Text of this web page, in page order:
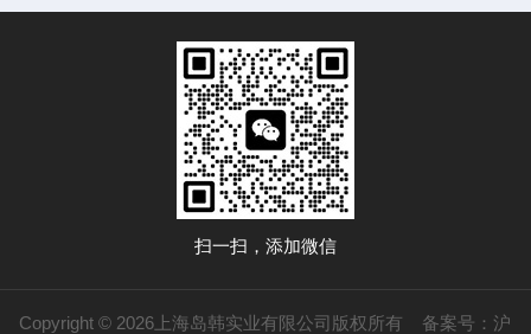
扫一扫，添加微信
Copyright © 2026上海岛韩实业有限公司版权所有 备案号：沪